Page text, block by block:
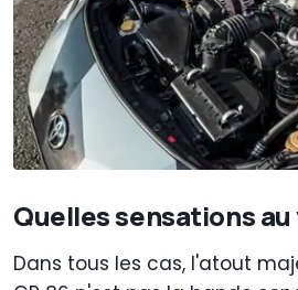
Quelles sensations
Dans tous les cas, l'atout